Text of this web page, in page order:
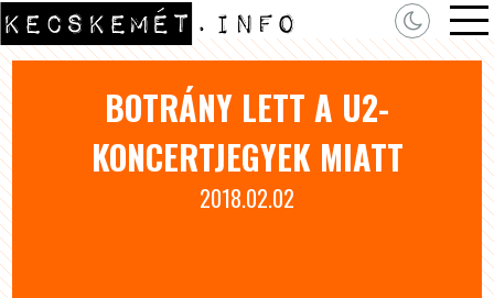
BOTRÁNY LETT A U2-
KONCERTJEGYEK MIATT
2018.02.02